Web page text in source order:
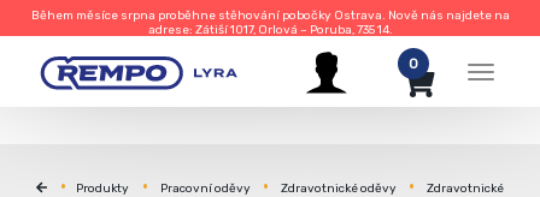
Během měsíce srpna proběhne stěhování pobočky Ostrava. Nově nás najdete na
adrese: Zátiší 1017, Orlová – Poruba, 735 14.
Menu
0
Produkty Pracovní oděvy Zdravotnické oděvy
Zdravotnické